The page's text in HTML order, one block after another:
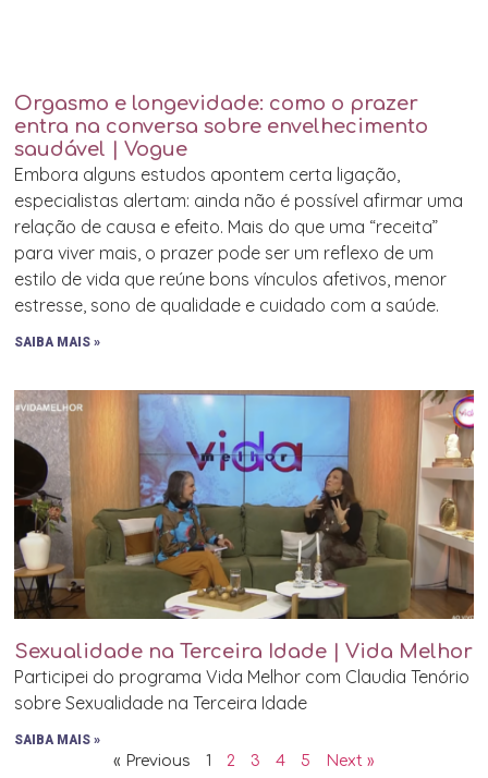
Orgasmo e longevidade: como o prazer
entra na conversa sobre envelhecimento
saudável | Vogue
Embora alguns estudos apontem certa ligação,
especialistas alertam: ainda não é possível afirmar uma
relação de causa e efeito. Mais do que uma “receita”
para viver mais, o prazer pode ser um reflexo de um
estilo de vida que reúne bons vínculos afetivos, menor
estresse, sono de qualidade e cuidado com a saúde.
SAIBA MAIS »
Sexualidade na Terceira Idade | Vida Melhor
Participei do programa Vida Melhor com Claudia Tenório
sobre Sexualidade na Terceira Idade
SAIBA MAIS »
« Previous 1 2 3 4 5 Next »